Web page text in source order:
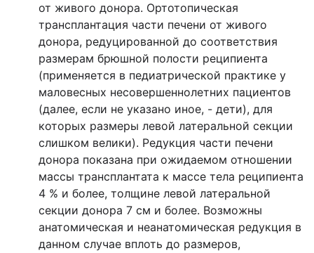
от живого донора. Ортотопическая
трансплантация части печени от живого
донора, редуцированной до соответствия
размерам брюшной полости реципиента
(применяется в педиатрической практике у
маловесных несовершеннолетних пациентов
(далее, если не указано иное, - дети), для
которых размеры левой латеральной секции
слишком велики). Редукция части печени
донора показана при ожидаемом отношении
массы трансплантата к массе тела реципиента
4 % и более, толщине левой латеральной
секции донора 7 см и более. Возможны
анатомическая и неанатомическая редукция в
данном случае вплоть до размеров,